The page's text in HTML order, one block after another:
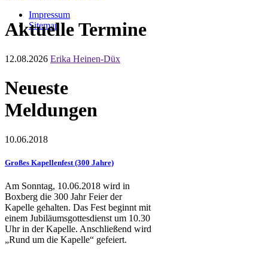
Impressum
Sitemap
Aktuelle Termine
12.08.2026 Erika Heinen-Düx
Neueste
Meldungen
10.06.2018
Großes Kapellenfest (300 Jahre)
Am Sonntag, 10.06.2018 wird in
Boxberg die 300 Jahr Feier der
Kapelle gehalten. Das Fest beginnt mit
einem Jubiläumsgottesdienst um 10.30
Uhr in der Kapelle. Anschließend wird
„Rund um die Kapelle“ gefeiert.